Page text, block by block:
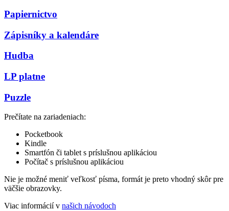
Papiernictvo
Zápisníky a kalendáre
Hudba
LP platne
Puzzle
Prečítate na zariadeniach:
Pocketbook
Kindle
Smartfón či tablet s príslušnou aplikáciou
Počítač s príslušnou aplikáciou
Nie je možné meniť veľkosť písma, formát je preto vhodný skôr pre
väčšie obrazovky.
Viac informácií v našich návodoch